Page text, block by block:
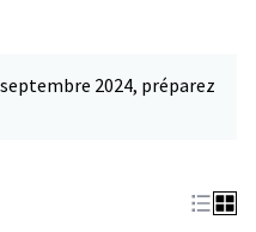
2024, préparez